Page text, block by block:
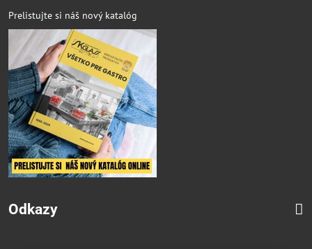
Prelistujte si náš nový katalóg
Odkazy